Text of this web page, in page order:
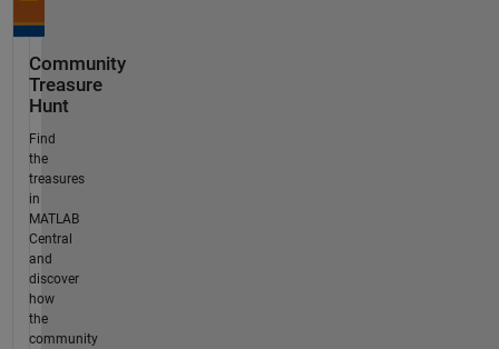
Community
Treasure
Hunt
Find
the
treasures
in
MATLAB
Central
and
discover
how
the
community